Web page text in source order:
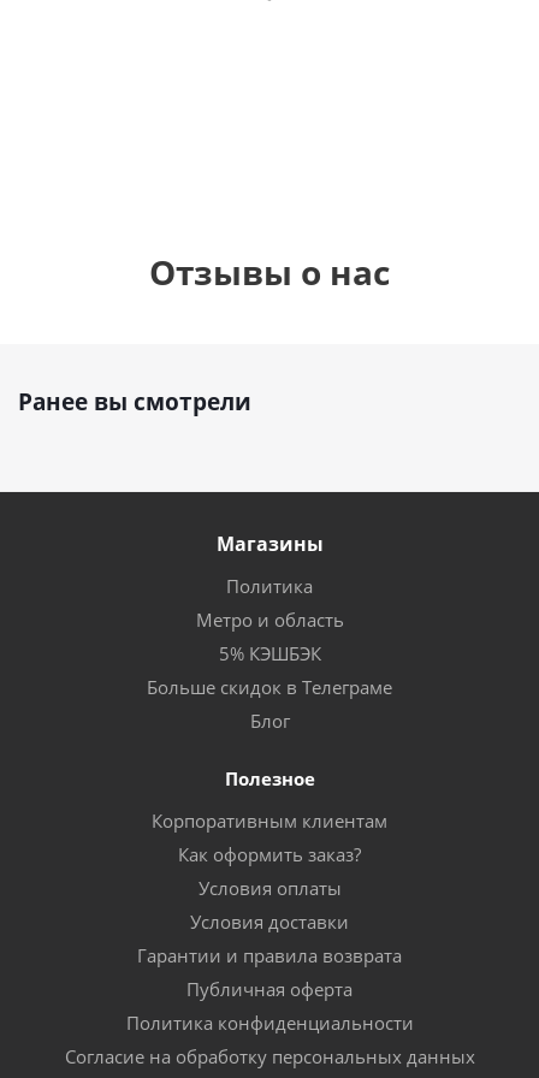
Отзывы о нас
Ранее вы смотрели
Магазины
Политика
Метро и область
5% КЭШБЭК
Больше скидок в Телеграме
Блог
Полезное
Корпоративным клиентам
Как оформить заказ?
Условия оплаты
Условия доставки
Гарантии и правила возврата
Публичная оферта
Политика конфиденциальности
Согласие на обработку персональных данных